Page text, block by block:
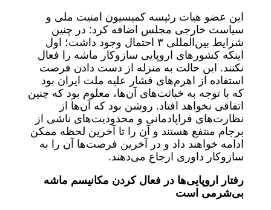
این عضو هیات رئیسه کمیسیون امنیت ملی و
سیاست خارجی مجلس اضافه کرد: در چنین
شرایط بین‌المللی ۳ احتمال وجود داشت؛ اول
اینکه کشورهای اروپایی سازوکار ماشه را فعال
نکنند. این حالت به منزله از دست دادن فرصت
استفاده از اهرم‌های فشار علیه ملت ایران بود
که با توجه به خباثت‌های آن‌ها، معلوم بود که چنین
اتفاقی نخواهد افتاد. روشن بود که آن‌ها از
نظارت‌های فراپادمانی و محدودیت‌های ناشی از
برجام منتفع هستند و آن را تا آخرین لحظه ممکن
ادامه خواهند داد و در آخرین فرصت‌ها آن را به
سازوکار داوری ارجاع می‌دهند.
رفتار اروپایی‌ها در فعال کردن مکانیسم ماشه
بی‌شرمی است